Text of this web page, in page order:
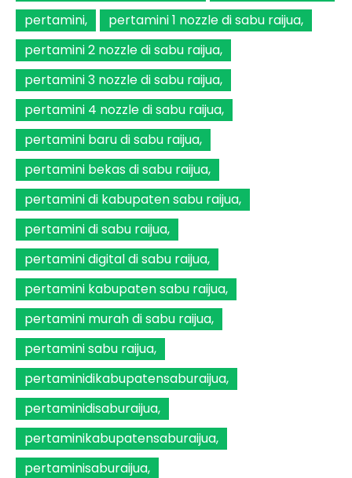
pertamini
pertamini 1 nozzle di sabu raijua
pertamini 2 nozzle di sabu raijua
pertamini 3 nozzle di sabu raijua
pertamini 4 nozzle di sabu raijua
pertamini baru di sabu raijua
pertamini bekas di sabu raijua
pertamini di kabupaten sabu raijua
pertamini di sabu raijua
pertamini digital di sabu raijua
pertamini kabupaten sabu raijua
pertamini murah di sabu raijua
pertamini sabu raijua
pertaminidikabupatensaburaijua
pertaminidisaburaijua
pertaminikabupatensaburaijua
pertaminisaburaijua